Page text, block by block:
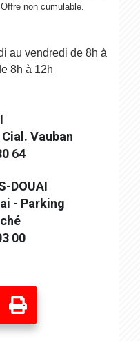
non cumulable.
au vendredi de 8h à
8h à 12h
Cial. Vauban
64
DOUAI
- Parking
00